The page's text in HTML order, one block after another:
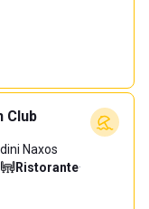
Club
Naxos
Ristorante·